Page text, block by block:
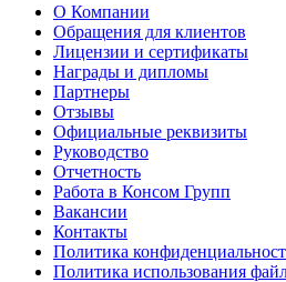
О Компании
Обращения для клиентов
Лицензии и сертификаты
Награды и дипломы
Партнеры
Отзывы
Официальные реквизиты
Руководство
Отчетность
Работа в Консом Групп
Вакансии
Контакты
Политика
Политика использования